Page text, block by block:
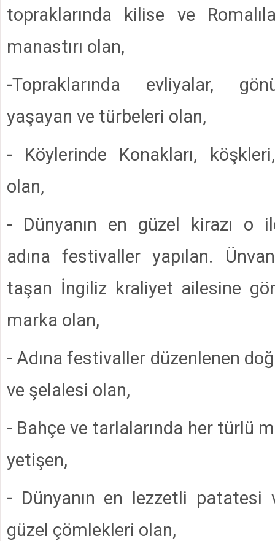
topraklarında kilise ve
manastırı olan,
-Topraklarında evliyalar,
yaşayan ve türbeleri olan,
- Köylerinde Konakları,
olan,
- Dünyanın en güzel kirazı o
adına festivaller yapılan.
taşan İngiliz kraliyet ailesine
marka olan,
- Adına festivaller düzenlenen
ve şelalesi olan,
- Bahçe ve tarlalarında her türlü
yetişen,
- Dünyanın en lezzetli patatesi
güzel çömlekleri olan,